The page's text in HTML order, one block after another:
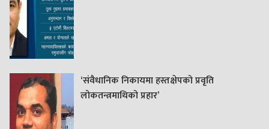
‘संवैधानिक निकायमा हस्तक्षेपको प्रवृति
लोकतन्त्रमाथिको प्रहार’